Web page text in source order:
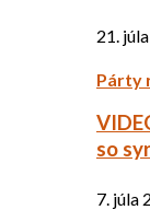
21.
Párty
so
7. júla